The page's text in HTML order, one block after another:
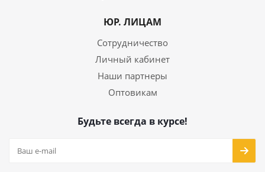
ЮР. ЛИЦАМ
Сотрудничество
Личный кабинет
Наши партнеры
Оптовикам
Будьте всегда в курсе!